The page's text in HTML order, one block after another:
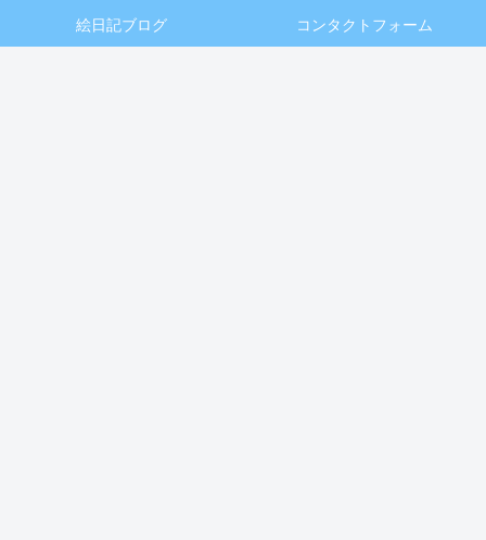
絵日記ブログ コンタクトフォーム